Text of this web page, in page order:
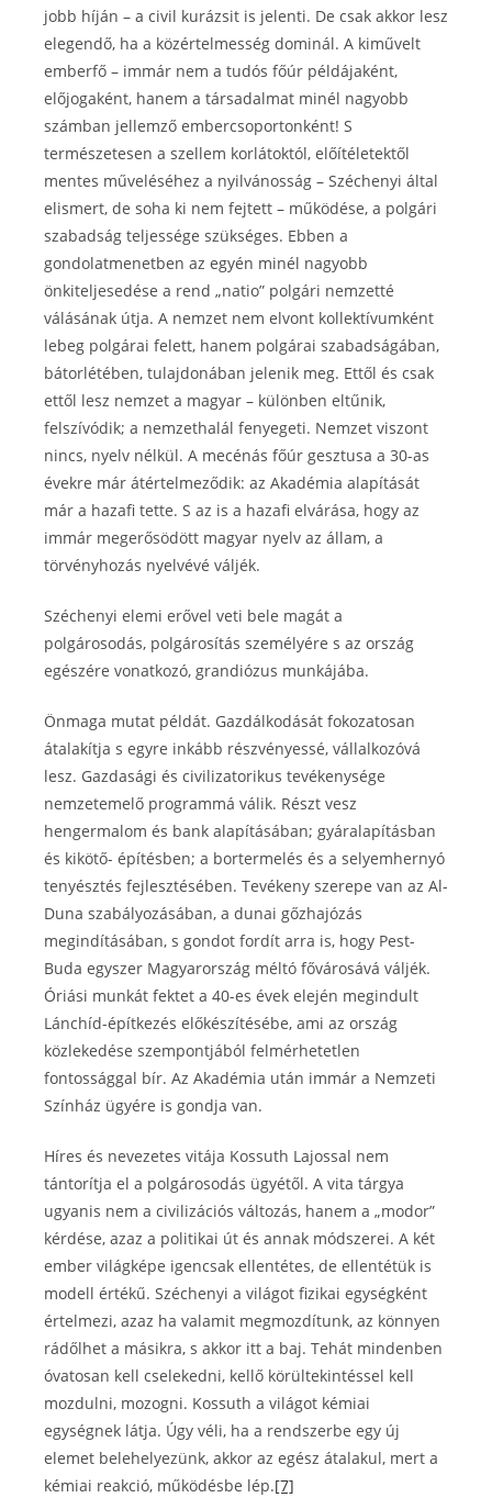
jobb híján – a civil kurázsit is jelenti. De csak akkor lesz
elegendő, ha a közértelmesség dominál. A kiművelt
emberfő – immár nem a tudós főúr példájaként,
előjogaként, hanem a társadalmat minél nagyobb
számban jellemző embercsoportonként! S
természetesen a szellem korlátoktól, előítéletektől
mentes műveléséhez a nyilvánosság – Széchenyi által
elismert, de soha ki nem fejtett – működése, a polgári
szabadság teljessége szükséges. Ebben a
gondolatmenetben az egyén minél nagyobb
önkiteljesedése a rend „natio” polgári nemzetté
válásának útja. A nemzet nem elvont kollektívumként
lebeg polgárai felett, hanem polgárai szabadságában,
bátorlétében, tulajdonában jelenik meg. Ettől és csak
ettől lesz nemzet a magyar – különben eltűnik,
felszívódik; a nemzethalál fenyegeti. Nemzet viszont
nincs, nyelv nélkül. A mecénás főúr gesztusa a 30-as
évekre már átértelmeződik: az Akadémia alapítását
már a hazafi tette. S az is a hazafi elvárása, hogy az
immár megerősödött magyar nyelv az állam, a
törvényhozás nyelvévé váljék.
Széchenyi elemi erővel veti bele magát a
polgárosodás, polgárosítás személyére s az ország
egészére vonatkozó, grandiózus munkájába.
Önmaga mutat példát. Gazdálkodását fokozatosan
átalakítja s egyre inkább részvényessé, vállalkozóvá
lesz. Gazdasági és civilizatorikus tevékenysége
nemzetemelő programmá válik. Részt vesz
hengermalom és bank alapításában; gyáralapításban
és kikötő- építésben; a bortermelés és a selyemhernyó
tenyésztés fejlesztésében. Tevékeny szerepe van az Al-
Duna szabályozásában, a dunai gőzhajózás
megindításában, s gondot fordít arra is, hogy Pest-
Buda egyszer Magyarország méltó fővárosává váljék.
Óriási munkát fektet a 40-es évek elején megindult
Lánchíd-építkezés előkészítésébe, ami az ország
közlekedése szempontjából felmérhetetlen
fontossággal bír. Az Akadémia után immár a Nemzeti
Színház ügyére is gondja van.
Híres és nevezetes vitája Kossuth Lajossal nem
tántorítja el a polgárosodás ügyétől. A vita tárgya
ugyanis nem a civilizációs változás, hanem a „modor”
kérdése, azaz a politikai út és annak módszerei. A két
ember világképe igencsak ellentétes, de ellentétük is
modell értékű. Széchenyi a világot fizikai egységként
értelmezi, azaz ha valamit megmozdítunk, az könnyen
rádőlhet a másikra, s akkor itt a baj. Tehát mindenben
óvatosan kell cselekedni, kellő körültekintéssel kell
mozdulni, mozogni. Kossuth a világot kémiai
egységnek látja. Úgy véli, ha a rendszerbe egy új
elemet belehelyezünk, akkor az egész átalakul, mert a
kémiai reakció, működésbe lép.[7]